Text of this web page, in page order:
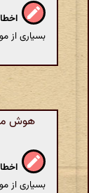
بسیاری از
هوش
بسیاری از